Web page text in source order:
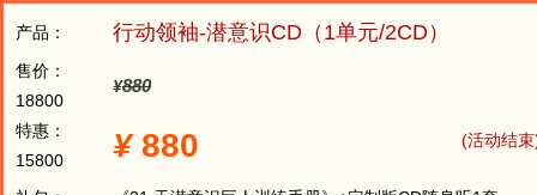
产品： 行动领袖-潜意识CD（1单元/2CD）
售价：
18800
¥880
特惠：
15800
¥880 (活动结